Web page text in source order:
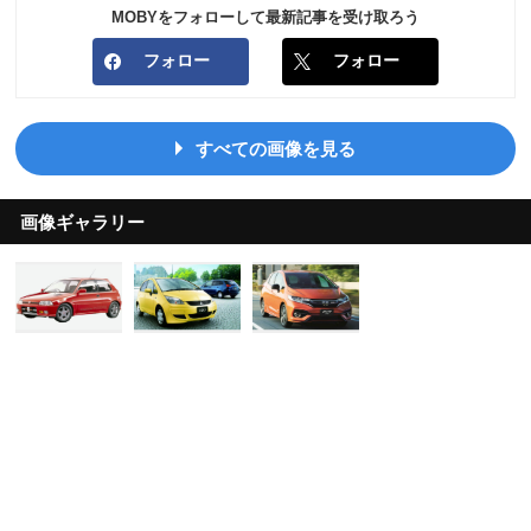
MOBYをフォローして最新記事を受け取ろう
フォロー フォロー
すべての画像を見る
画像ギャラリー